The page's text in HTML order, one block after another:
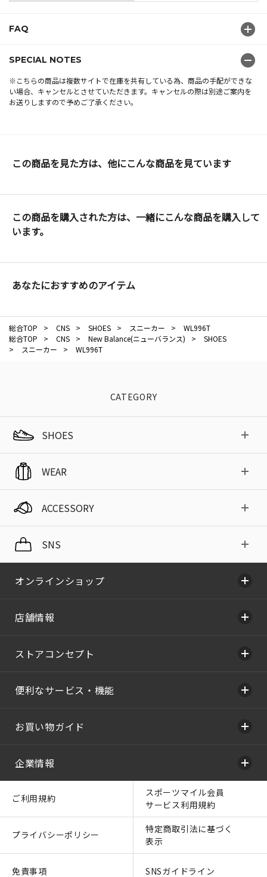
FAQ
SPECIAL NOTES
※こちらの商品は複数サイトで在庫を共有している為、商品の手配ができな
い場合、キャンセルとさせていただきます。キャンセルの際は別途ご案内を
お送りしますので予めご了承ください。
この商品を見た方は、他にこんな商品を見ています
この商品を購入された方は、一緒にこんな商品を購入して
います。
あなたにおすすめのアイテム
総合TOP > CNS > SHOES > スニーカー >
WL996T
総合TOP
> CNS > New Balance(ニューバランス) >
SHOES
>
スニーカー > WL996T
CATEGORY
SHOES
WEAR
ACCESSORY
SNS
オンラインショップ
店舗情報
ストアコンセプト
便利なサービス・機能
お買い物ガイド
企業情報
ご利用規約
スポーツマイル会員
サービス利用規約
プライバシーポリシー
特定商取引法に基づく
表示
免責事項 SNSガイドライン